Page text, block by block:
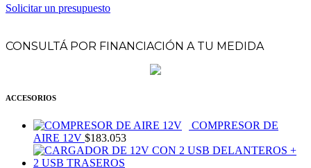
Solicitar un presupuesto
CONSULTÁ POR FINANCIACIÓN A TU MEDIDA
ACCESORIOS
COMPRESOR DE
AIRE 12V $183.053